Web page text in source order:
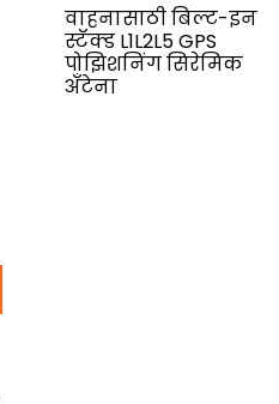
वाहनासाठी बिल्ट-इन
स्टॅक्ड L1L2L5 GPS
पोझिशनिंग सिरेमिक
अँटेना